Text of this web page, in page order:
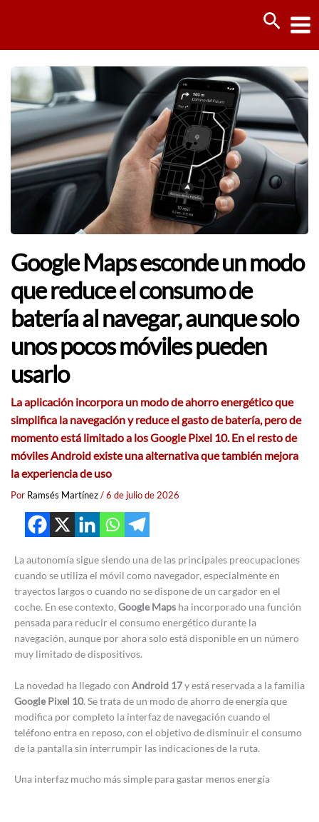
Google Maps esconde un modo
que reduce el consumo de
batería al navegar, aunque solo
unos pocos móviles pueden
usarlo
La aplicación incorpora un modo de ahorro energético que
simplifica la navegación y reduce el gasto de batería, pero de
momento está limitado a los Google Pixel 10. En el resto de
móviles Android existe una alternativa que también mejora
la experiencia de uso
Por Ramsés Martínez/6 de julio de 2026
La autonomía sigue siendo una de las principales preocupaciones
cuando se utiliza el móvil como navegador, especialmente en
trayectos largos o cuando no se dispone de un cargador en el
coche. En ese contexto, Google Maps ha incorporado una función
pensada para reducir el consumo energético durante la
navegación, aunque por ahora solo está disponible en un número
muy limitado de dispositivos.
La novedad ha llegado con Android 17y está reservada a la familia
Google Pixel 10. Se trata de un modo de ahorro de energía que
modifica por completo la interfaz de navegación cuando el
teléfono entra en reposo, con el objetivo de disminuir el consumo
de la pantalla sin interrumpir las indicaciones de la ruta.
Una interfaz mucho más simple para gastar menos energía